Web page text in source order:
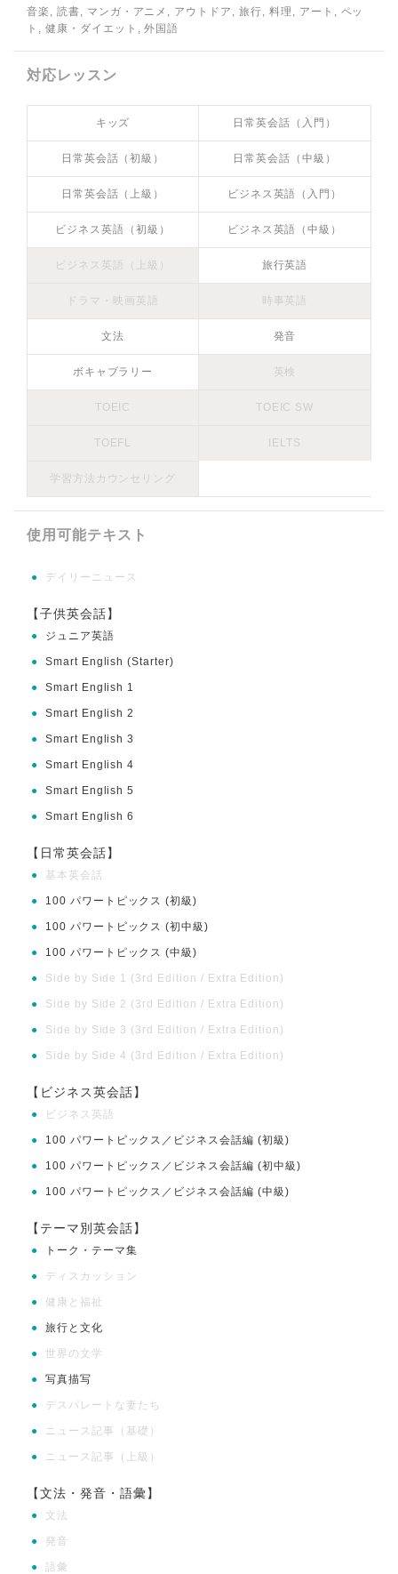
音楽, 読書, マンガ・アニメ, アウトドア, 旅行, 料理, アート, ペッ
ト, 健康・ダイエット, 外国語
対応レッスン
キッズ 日常英会話（入門）
日常英会話（初級） 日常英会話（中級）
日常英会話（上級） ビジネス英語（入門）
ビジネス英語（初級） ビジネス英語（中級）
ビジネス英語（上級） 旅行英語
ドラマ・映画英語 時事英語
文法 発音
ボキャブラリー 英検
TOEIC TOEIC SW
TOEFL IELTS
学習方法カウンセリング
使用可能テキスト
● デイリーニュース
【子供英会話】
● ジュニア英語
● Smart English (Starter)
● Smart English 1
● Smart English 2
● Smart English 3
● Smart English 4
● Smart English 5
● Smart English 6
【日常英会話】
● 基本英会話
● 100 パワートピックス (初級)
● 100 パワートピックス (初中級)
● 100 パワートピックス (中級)
● Side by Side 1 (3rd Edition / Extra Edition)
● Side by Side 2 (3rd Edition / Extra Edition)
● Side by Side 3 (3rd Edition / Extra Edition)
● Side by Side 4 (3rd Edition / Extra Edition)
【ビジネス英会話】
● ビジネス英語
● 100 パワートピックス／ビジネス会話編 (初級)
● 100 パワートピックス／ビジネス会話編 (初中級)
● 100 パワートピックス／ビジネス会話編 (中級)
【テーマ別英会話】
● トーク・テーマ集
● ディスカッション
● 健康と福祉
● 旅行と文化
● 世界の文学
● 写真描写
● デスパレートな妻たち
● ニュース記事（基礎）
● ニュース記事（上級）
【文法・発音・語彙】
● 文法
● 発音
● 語彙